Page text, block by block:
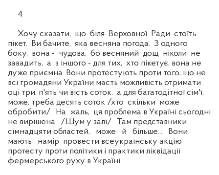
4
Хочу сказати, що біля Верховної Ради стоїть
пікет. Ви бачите, яка весняна погода. З одного
боку, вона - чудова, бо весняний дощ ніколи не
завадить, а з іншого - для тих, хто пікетує, вона не
дуже приємна. Вони протестують проти того, що не
всі громадяни України масть можливість отримати
оці три, п'ять чи вість соток, а для багатодітної сім'ї,
може, треба десять соток /хто скільки може
обробити/. На жаль, ця проблема в Україні сьогодні
не вирішена. /Шум у залі/. Там представники
сімнадцяти областей, може й більше... Вони
мають намір провести всеукраїнську акцію
протесту проти політики і практики ліквідації
фермерського руху в Україні.